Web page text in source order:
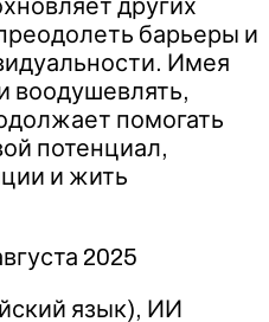
других
барьеры и
Имея
воодушевлять,
помогать
потенциал,
и жить
2025
язык), ИИ